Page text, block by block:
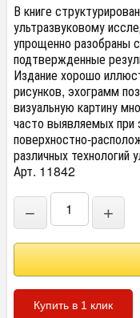
В книге
ультразвуковому
упрощенно разобраны
подтвержденные
Издание хорошо
рисунков, эхограмм
визуальную картину
часто выявляемых при
поверхностно-
различных технологий
Арт. 11842
− +
Купить в 1 клик